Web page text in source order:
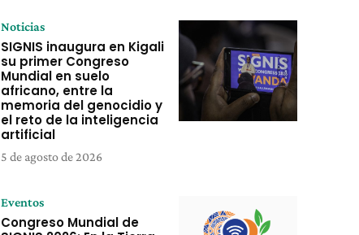
Noticias
SIGNIS inaugura en Kigali
su primer Congreso
Mundial en suelo
africano, entre la
memoria del genocidio y
el reto de la inteligencia
artificial
5 de agosto de 2026
Eventos
Congreso Mundial de